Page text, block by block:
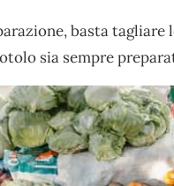
basta
sia sempre